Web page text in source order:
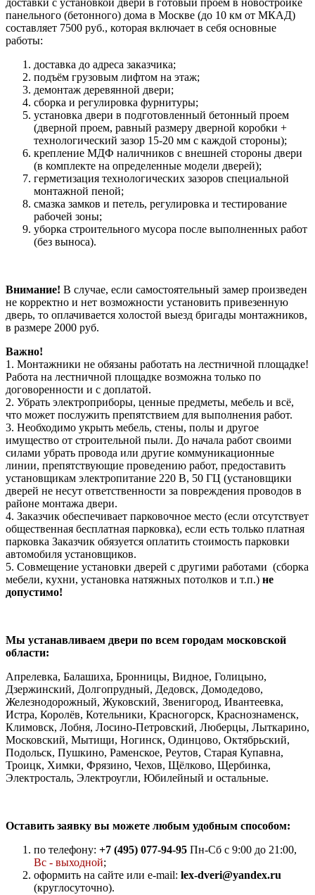
доставки с установкой двери в готовый проем в новостройке
панельного (бетонного) дома в Москве (до 10 км от МКАД)
составляет 7500 руб., которая включает в себя основные
работы:
доставка до адреса заказчика;
подъём грузовым лифтом на этаж;
демонтаж деревянной двери;
сборка и регулировка фурнитуры;
установка двери в подготовленный бетонный проем
(дверной проем, равный размеру дверной коробки +
технологический зазор 15-20 мм с каждой стороны);
крепление МДФ наличников с внешней стороны двери
(в комплекте на определенные модели дверей);
герметизация технологических зазоров специальной
монтажной пеной;
смазка замков и петель, регулировка и тестирование
рабочей зоны;
уборка строительного мусора после выполненных работ
(без выноса).
Внимание! В случае, если самостоятельный замер произведен
не корректно и нет возможности установить привезенную
дверь, то оплачивается холостой выезд бригады монтажников,
в размере 2000 руб.
Важно!
1. Монтажники не обязаны работать на лестничной площадке!
Работа на лестничной площадке возможна только по
договоренности и с доплатой.
2. Убрать электроприборы, ценные предметы, мебель и всё,
что может послужить препятствием для выполнения работ.
3. Необходимо укрыть мебель, стены, полы и другое
имущество от строительной пыли. До начала работ своими
силами убрать провода или другие коммуникационные
линии, препятствующие проведению работ, предоставить
установщикам электропитание 220 В, 50 ГЦ (установщики
дверей не несут ответственности за повреждения проводов в
районе монтажа двери.
4. Заказчик обеспечивает парковочное место (если отсутствует
общественная бесплатная парковка), если есть только платная
парковка Заказчик обязуется оплатить стоимость парковки
автомобиля установщиков.
5. Совмещение установки дверей с другими работами (сборка
мебели, кухни, установка натяжных потолков и т.п.) не
допустимо!
Мы устанавливаем двери по всем городам московской
области:
Апрелевка, Балашиха, Бронницы, Видное, Голицыно,
Дзержинский, Долгопрудный, Дедовск, Домодедово,
Железнодорожный, Жуковский, Звенигород, Ивантеевка,
Истра, Королёв, Котельники, Красногорск, Краснознаменск,
Климовск, Лобня, Лосино-Петровский, Люберцы, Лыткарино,
Московский, Мытищи, Ногинск, Одинцово, Октябрьский,
Подольск, Пушкино, Раменское, Реутов, Старая Купавна,
Троицк, Химки, Фрязино, Чехов, Щёлково, Щербинка,
Электросталь, Электроугли, Юбилейный и остальные.
Оставить заявку вы можете любым удобным способом:
по телефону: +7 (495) 077-94-95 Пн-Сб с 9:00 до 21:00,
Вс - выходной;
оформить на сайте или e-mail: lex-dveri@yandex.ru
(круглосуточно).